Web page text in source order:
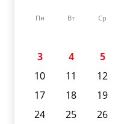
Пн Вт Ср
3
4 5
10
11 12
17
18 19
24
25 26